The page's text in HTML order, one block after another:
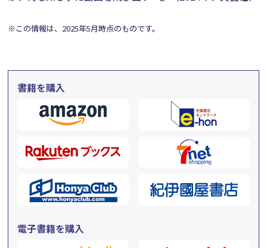
※この情報は、2025年5月時点のものです。
書籍を購入
電子書籍を購入